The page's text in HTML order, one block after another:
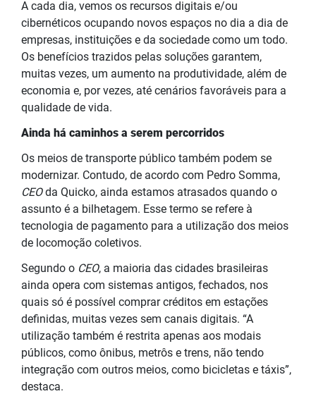
A cada dia, vemos os recursos digitais e/ou
cibernéticos ocupando novos espaços no dia a dia de
empresas, instituições e da sociedade como um todo.
Os benefícios trazidos pelas soluções garantem,
muitas vezes, um aumento na produtividade, além de
economia e, por vezes, até cenários favoráveis para a
qualidade de vida.
Ainda há caminhos a serem percorridos
Os meios de transporte público também podem se
modernizar. Contudo, de acordo com Pedro Somma,
CEOda Quicko, ainda estamos atrasados quando o
assunto é a bilhetagem. Esse termo se refere à
tecnologia de pagamento para a utilização dos meios
de locomoção coletivos.
Segundo o CEO, a maioria das cidades brasileiras
ainda opera com sistemas antigos, fechados, nos
quais só é possível comprar créditos em estações
definidas, muitas vezes sem canais digitais. “A
utilização também é restrita apenas aos modais
públicos, como ônibus, metrôs e trens, não tendo
integração com outros meios, como bicicletas e táxis”,
destaca.